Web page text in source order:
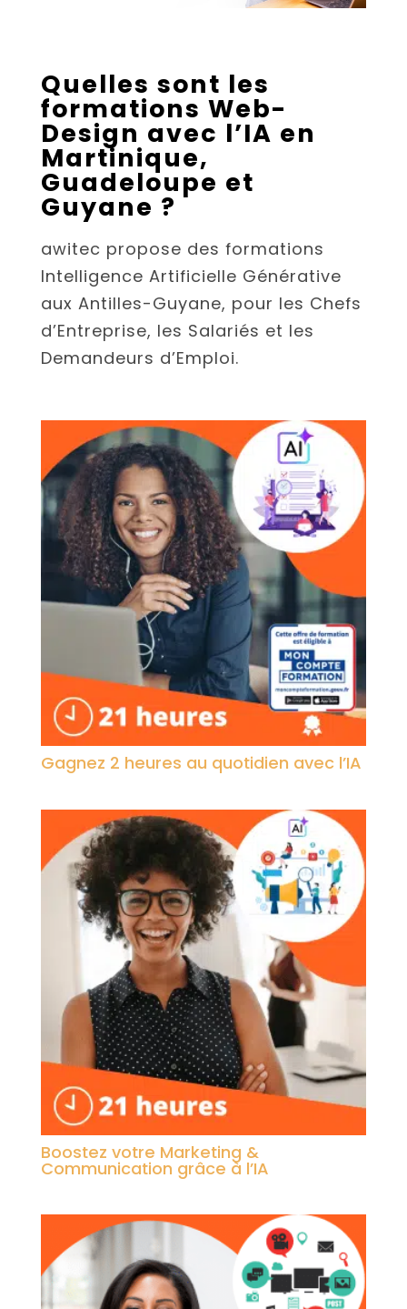
Quelles sont les
formations Web-
Design avec l’IA en
Martinique,
Guadeloupe et
Guyane ?
awitec propose des formations
Intelligence Artificielle Générative
aux Antilles-Guyane, pour les Chefs
d’Entreprise, les Salariés et les
Demandeurs d’Emploi.
Gagnez 2 heures au quotidien avec l’IA
Boostez votre Marketing &
Communication grâce à l’IA